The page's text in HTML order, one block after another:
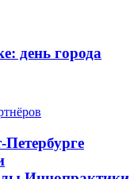
день города
Петербурге